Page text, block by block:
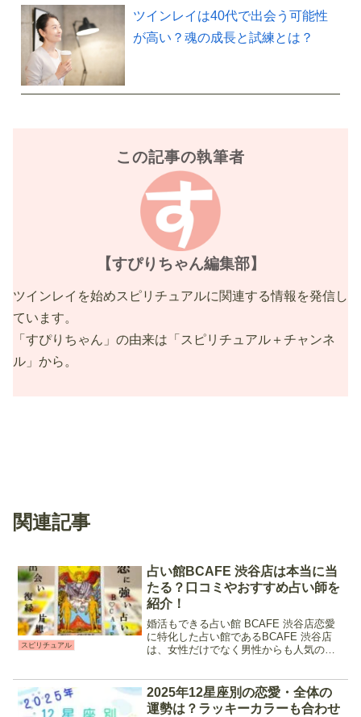
ツインレイは40代で出会う可能性
が高い？魂の成長と試練とは？
この記事の執筆者
【すぴりちゃん編集部】
ツインレイを始めスピリチュアルに関連する情報を発信し
ています。
「すぴりちゃん」の由来は「スピリチュアル＋チャンネ
ル」から。
関連記事
スピリチュアル
占い館BCAFE 渋谷店は本当に当
たる？口コミやおすすめ占い師を
紹介！
婚活もできる占い館 BCAFE 渋谷店恋愛
に特化した占い館であるBCAFE 渋谷店
は、女性だけでなく男性からも人気の高
格や悩みに合わせて選ぶことが出来るの
で、どんな内容...
2025年12星座別の恋愛・全体の
運勢は？ラッキーカラーも合わせ